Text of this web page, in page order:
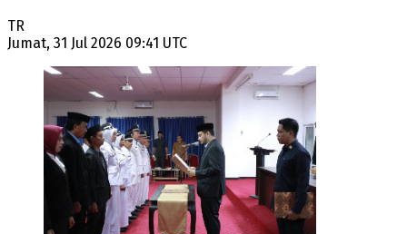
TR
Jumat, 31 Jul 2026 09:41 UTC